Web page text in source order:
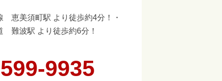
恵美須町駅 より徒歩約4分！・
難波駅 より徒歩約6分！
9935